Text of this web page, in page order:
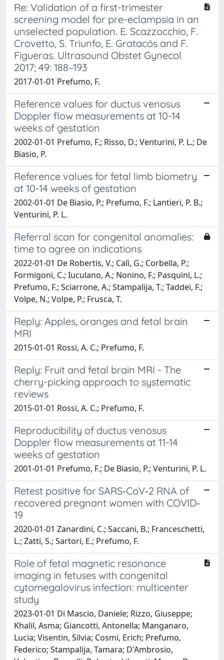
Re: Validation of a first-trimester
screening model for pre-eclampsia in an
unselected population. E. Scazzocchio, F.
Crovetto, S. Triunfo, E. Gratacós and F.
Figueras. Ultrasound Obstet Gynecol
2017; 49: 188–193
2017-01-01 Prefumo, F.
Reference values for ductus venosus
Doppler flow measurements at 10-14
weeks of gestation
2002-01-01 Prefumo, F.; Risso, D.; Venturini, P. L.; De
Biasio, P.
Reference values for fetal limb biometry
at 10-14 weeks of gestation
2002-01-01 De Biasio, P.; Prefumo, F.; Lantieri, P. B.;
Venturini, P. L.
Referral scan for congenital anomalies:
time to agree on indications
2022-01-01 De Robertis, V.; Calì, G.; Corbella, P.;
Formigoni, C.; Iuculano, A.; Nonino, F.; Pasquini, L.;
Prefumo, F.; Sciarrone, A.; Stampalija, T.; Taddei, F.;
Volpe, N.; Volpe, P.; Frusca, T.
Reply: Apples, oranges and fetal brain
MRI
2015-01-01 Rossi, A. C.; Prefumo, F.
Reply: Fruit and fetal brain MRI - The
cherry-picking approach to systematic
reviews
2015-01-01 Rossi, A. C.; Prefumo, F.
Reproducibility of ductus venosus
Doppler flow measurements at 11-14
weeks of gestation
2001-01-01 Prefumo, F.; De Biasio, P.; Venturini, P. L.
Retest positive for SARS‐CoV‐2 RNA of
recovered pregnant women with COVID‐
19
2020-01-01 Zanardini, C.; Saccani, B.; Franceschetti,
L.; Zatti, S.; Sartori, E.; Prefumo, F.
Role of fetal magnetic resonance
imaging in fetuses with congenital
cytomegalovirus infection: multicenter
study
2023-01-01 Di Mascio, Daniele; Rizzo, Giuseppe;
Khalil, Asma; Giancotti, Antonella; Manganaro,
Lucia; Visentin, Silvia; Cosmi, Erich; Prefumo,
Federico; Stampalija, Tamara; D'Ambrosio,